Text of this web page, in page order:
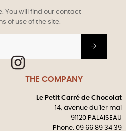
You will find our contact
of use of the site.
THE COMPANY
Le Petit Carré de Chocolat
14, avenue du 1er mai
91120 PALAISEAU
Phone: 09 66 89 34 39
Pinterest